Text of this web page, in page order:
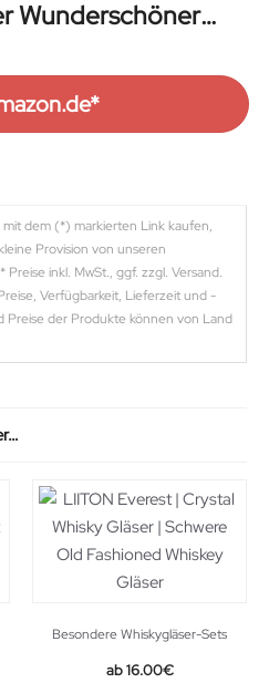
Wunderschöner
dem (*) markierten Link kaufen,
Provision von unseren
inkl. MwSt., ggf. zzgl. Versand.
Verfügbarkeit, Lieferzeit und -
Preise der Produkte können von Land
Besondere Whiskygläser-Sets
Original
16.00€Current